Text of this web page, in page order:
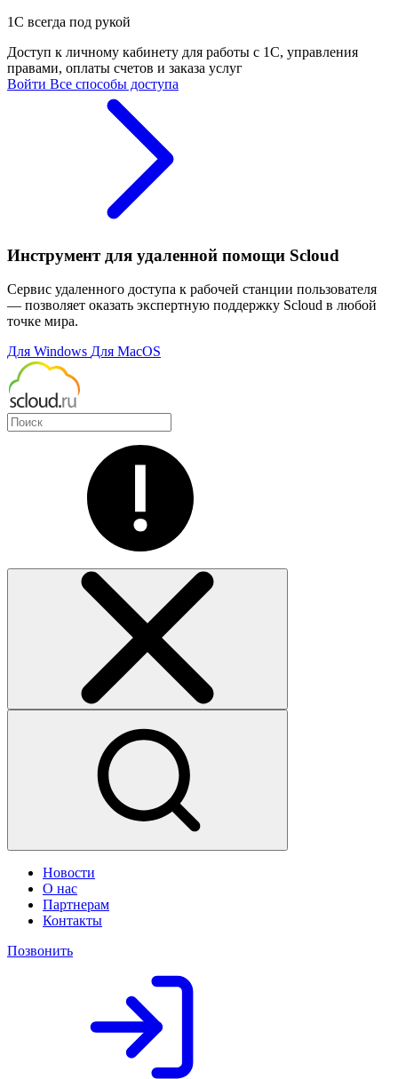
1С всегда под рукой
Доступ к личному кабинету для работы с 1С, управления
правами, оплаты счетов и заказа услуг
Войти Все способы доступа
Инструмент для удаленной помощи Scloud
Сервис удаленного доступа к рабочей станции пользователя
— позволяет оказать экспертную поддержку Scloud в любой
точке мира.
Для Windows Для MacOS
Новости
О нас
Партнерам
Контакты
Позвонить